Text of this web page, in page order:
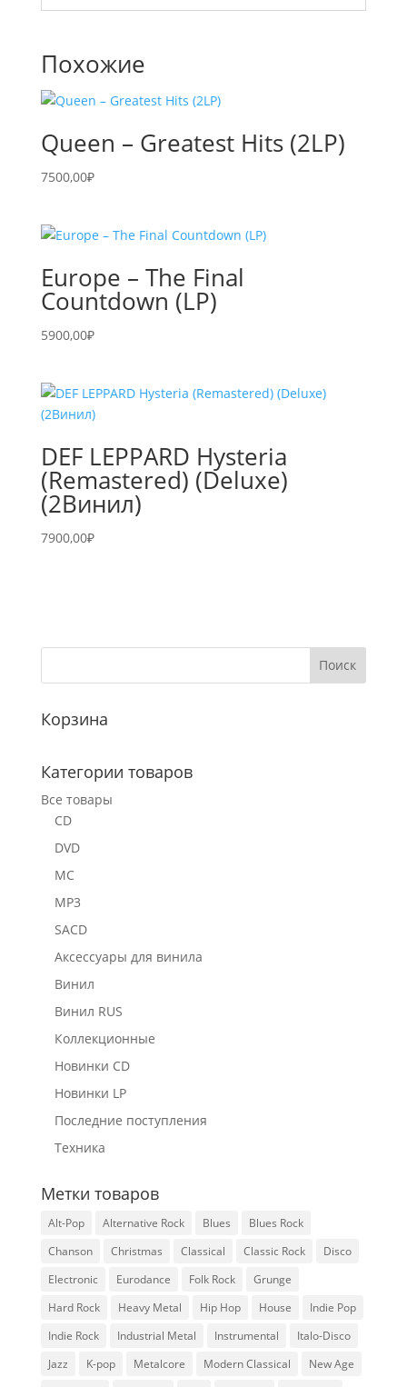
Похожие
Queen – Greatest Hits (2LP)
7500,00₽
Europe – The Final
Countdown (LP)
5900,00₽
DEF LEPPARD Hysteria
(Remastered) (Deluxe)
(2Винил)
7900,00₽
Корзина
Категории товаров
Все товары
CD
DVD
MC
MP3
SACD
Аксессуары для винила
Винил
Винил RUS
Коллекционные
Новинки CD
Новинки LP
Последние поступления
Техника
Метки товаров
Alt-Pop Alternative Rock Blues
Blues Rock
Chanson
Christmas Classical Classic Rock
Disco
Electronic
Eurodance Folk Rock
Grunge
Hard Rock
Heavy Metal Hip Hop House
Indie Pop
Indie Rock
Industrial Metal Instrumental
Italo-Disco
Jazz
K-pop Metalcore Modern Classical
New Age